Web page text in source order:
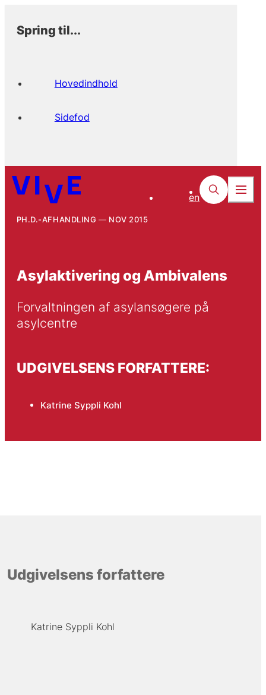
Spring til...
Hovedindhold
Sidefod
en
PH.D.-AFHANDLING NOV 2015
Asylaktivering og Ambivalens
Forvaltningen af asylansøgere på
asylcentre
UDGIVELSENS FORFATTERE:
Katrine Syppli Kohl
Udgivelsens forfattere
Katrine Syppli Kohl